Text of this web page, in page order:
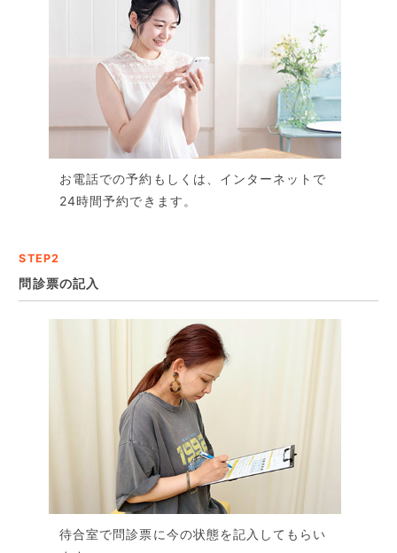
お電話での予約もしくは、 インターネットで
24時間予約できます。
STEP2
問診票の記入
待合室で問診票に今の状態を記入してもらい